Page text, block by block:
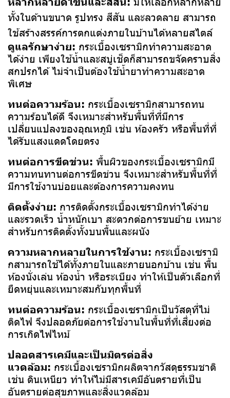
ทั้งในด้านขนาด รูปทรง สีสัน และลวดลาย สามารถ
ใช้สร้างสรรค์การตกแต่งภายในบ้านได้หลายสไตล์
ดูแลรักษาง่าย: กระเบื้องเซรามิกทำความสะอาด
ได้ง่าย เพียงใช้น้ำและสบู่เช็ดก็สามารถขจัดคราบสิ่ง
สกปรกได้ ไม่จำเป็นต้องใช้น้ำยาทำความสะอาด
พิเศษ
ทนต่อความร้อน: กระเบื้องเซรามิกสามารถทน
ความร้อนได้ดี จึงเหมาะสำหรับพื้นที่ที่มีการ
เปลี่ยนแปลงของอุณหภูมิ เช่น ห้องครัว หรือพื้นที่ที่
ได้รับแสงแดดโดยตรง
ทนต่อการขีดข่วน: พื้นผิวของกระเบื้องเซรามิกมี
ความทนทานต่อการขีดข่วน จึงเหมาะสำหรับพื้นที่ที่
มีการใช้งานบ่อยและต้องการความคงทน
ติดตั้งง่าย: การติดตั้งกระเบื้องเซรามิกทำได้ง่าย
และรวดเร็ว น้ำหนักเบา สะดวกต่อการขนย้าย เหมาะ
สำหรับการติดตั้งทั้งบนพื้นและผนัง
ความหลากหลายในการใช้งาน: กระเบื้องเซรามิ
กสามารถใช้ได้ทั้งภายในและภายนอกบ้าน เช่น พื้น
ห้องนั่งเล่น ห้องน้ำ หรือระเบียง ทำให้เป็นตัวเลือกที่
ยืดหยุ่นและเหมาะสมกับทุกพื้นที่
ทนต่อความร้อน: กระเบื้องเซรามิกเป็นวัสดุที่ไม่
ติดไฟ จึงปลอดภัยต่อการใช้งานในพื้นที่ที่เสี่ยงต่อ
การเกิดไฟไหม้
ปลอดสารเคมีและเป็นมิตรต่อสิ่ง
แวดล้อม: กระเบื้องเซรามิกผลิตจากวัสดุธรรมชาติ
เช่น ดินเหนียว ทำให้ไม่มีสารเคมีอันตรายที่เป็น
อันตรายต่อสุขภาพและสิ่งแวดล้อม